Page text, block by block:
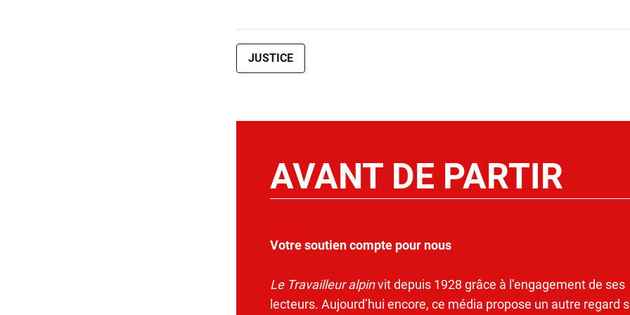
JUSTICE
AVANT DE PARTIR
Votre soutien compte pour nous
Le Travailleur alpinvit depuis 1928 grâce à l’engagement de ses
lecteurs. Aujourd’hui encore, ce média propose un autre regard